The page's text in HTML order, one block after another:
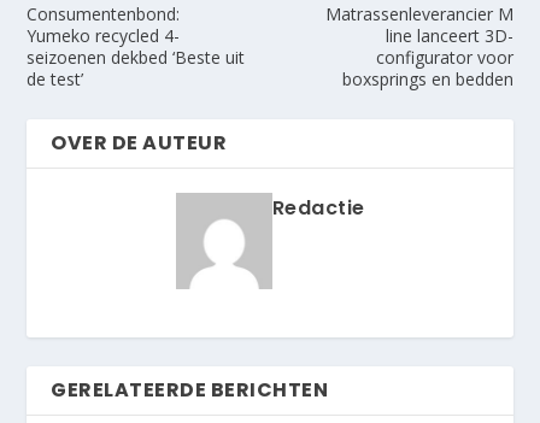
Consumentenbond:
Yumeko recycled 4-
seizoenen dekbed ‘Beste uit
de test’
Matrassenleverancier M
line lanceert 3D-
configurator voor
boxsprings en bedden
OVER DE AUTEUR
Redactie
GERELATEERDE BERICHTEN